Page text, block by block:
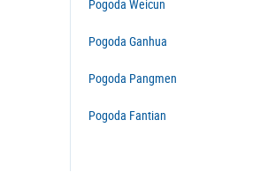
Pogoda Weicun
Pogoda Ganhua
Pogoda Pangmen
Pogoda Fantian